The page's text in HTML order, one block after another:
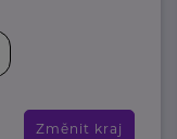
Změnit kraj